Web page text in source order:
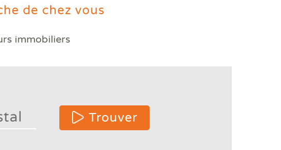
de chez vous
immobiliers
characters
Trouver